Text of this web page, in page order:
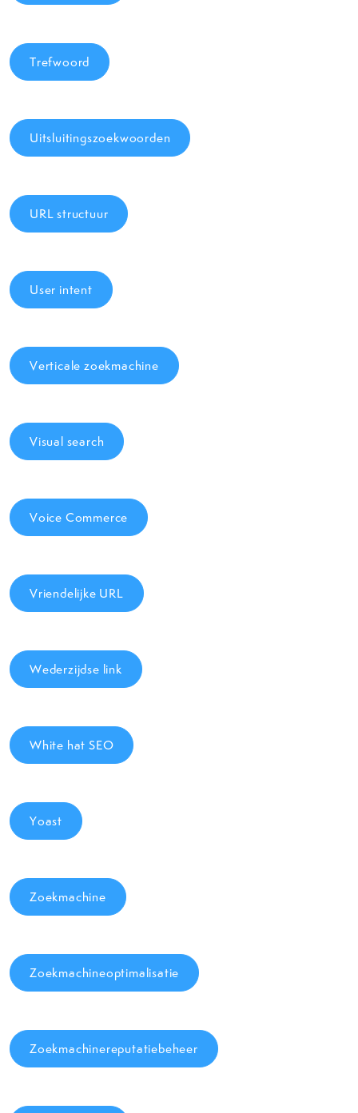
Trefwoord
Uitsluitingszoekwoorden
URL structuur
User intent
Verticale zoekmachine
Visual search
Voice Commerce
Vriendelijke URL
Wederzijdse link
White hat SEO
Yoast
Zoekmachine
Zoekmachineoptimalisatie
Zoekmachinereputatiebeheer